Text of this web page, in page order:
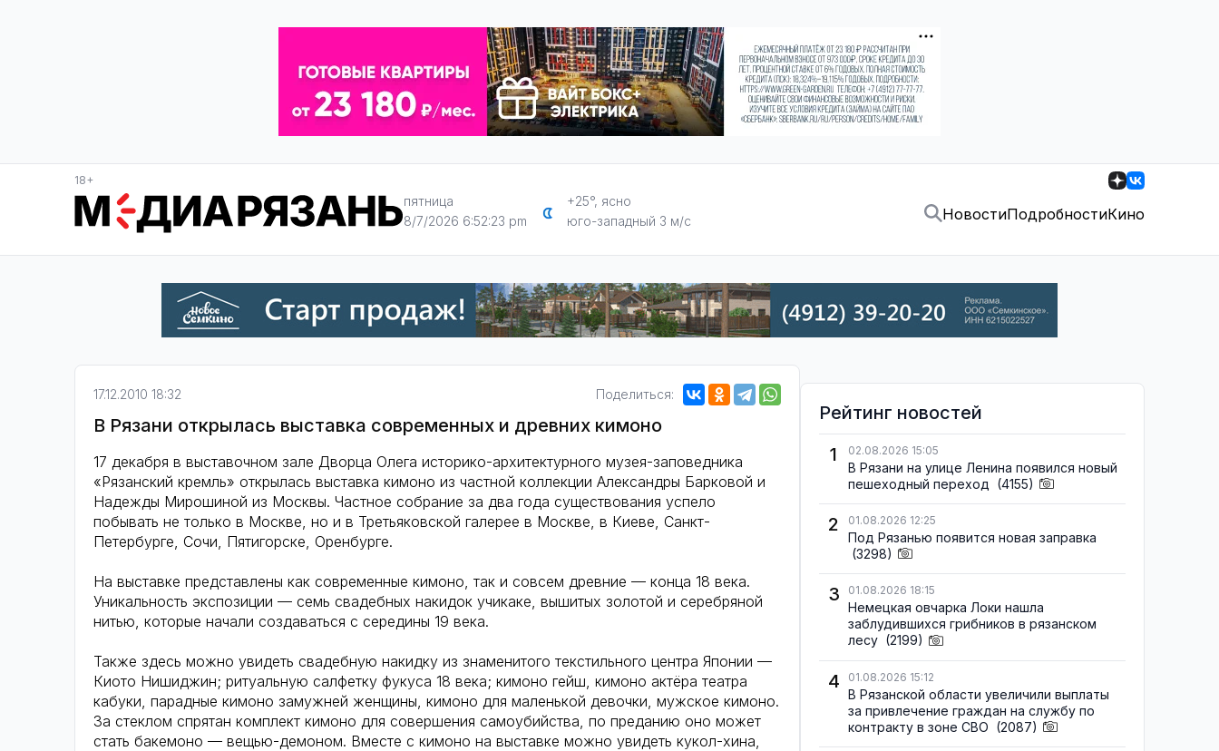
18+
пятница
8/7/2026 6:52:25 pm
+25°, ясно
юго-западный 3 м/с
НовостиПодробностиКино
17.12.2010 18:32 Поделиться:
В Рязани открылась выставка современных и древних кимоно
17 декабря в выставочном зале Дворца Олега историко-архитектурного музея-заповедника
«Рязанский кремль» открылась выставка кимоно из частной коллекции Александры Барковой и
Надежды Мирошиной из Москвы. Частное собрание за два года существования успело
побывать не только в Москве, но и в Третьяковской галерее в Москве, в Киеве, Санкт-
Петербурге, Сочи, Пятигорске, Оренбурге.
На выставке представлены как современные кимоно, так и совсем древние — конца 18 века.
Уникальность экспозиции — семь свадебных накидок учикаке, вышитых золотой и серебряной
нитью, которые начали создаваться с середины 19 века.
Также здесь можно увидеть свадебную накидку из знаменитого текстильного центра Японии —
Киото Нишиджин; ритуальную салфетку фукуса 18 века; кимоно гейш, кимоно актёра театра
кабуки, парадные кимоно замужней женщины, кимоно для маленькой девочки, мужское кимоно.
За стеклом спрятан комплект кимоно для совершения самоубийства, по преданию оно может
стать бакемоно — вещью-демоном. Вместе с кимоно на выставке можно увидеть кукол-хина,
Рейтинг новостей
1
02.08.2026 15:05
В Рязани на улице Ленина появился новый
пешеходный переход (4155)
2 01.08.2026 12:25
Под Рязанью появится новая заправка
(3298)
3 01.08.2026 18:15
Немецкая овчарка Локи нашла
заблудившихся грибников в рязанском
лесу (2199)
4 01.08.2026 15:12
В Рязанской области увеличили выплаты
за привлечение граждан на службу по
контракту в зоне СВО (2087)